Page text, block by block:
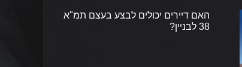
האם דיירים יכולים לבצע בעצם תמ"א
38 לבניין?